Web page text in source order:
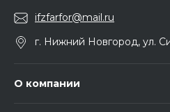
ifzfarfor@mail.ru
г. Нижний Новгород, ул.
О компании